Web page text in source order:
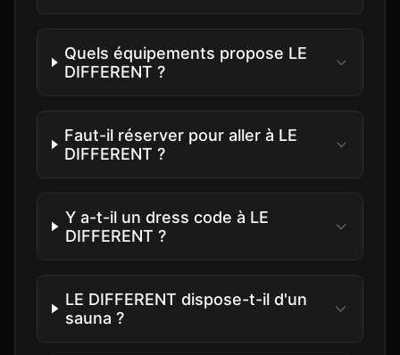
Quels équipements propose LE
DIFFERENT ?
Faut-il réserver pour aller à LE
DIFFERENT ?
Y a-t-il un dress code à LE
DIFFERENT ?
LE DIFFERENT dispose-t-il d'un
sauna ?